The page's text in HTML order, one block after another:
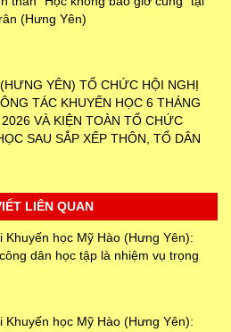
(Hưng Yên)
YÊN) TỔ CHỨC HỘI NGHỊ
TÁC KHUYẾN HỌC 6 THÁNG
VÀ KIỆN TOÀN TỔ CHỨC
SAU SẮP XẾP THÔN, TỔ DÂN
LIÊN QUAN
Khuyến học Mỹ Hào (Hưng Yên):
dân học tập là nhiệm vụ trọng
Khuyến học Mỹ Hào (Hưng Yên):